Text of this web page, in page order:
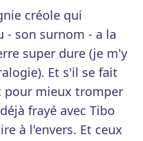
créole qui
- son surnom - a la
super dure (je m'y
Et s'il se fait
pour mieux tromper
frayé avec Tibo
à l'envers. Et ceux